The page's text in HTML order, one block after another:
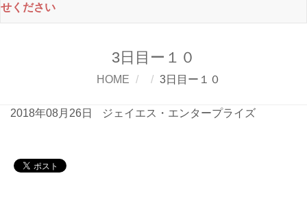
せください
3日目ー１０
HOME 3日目ー１０
2018年08月26日 ジェイエス・エンタープライズ